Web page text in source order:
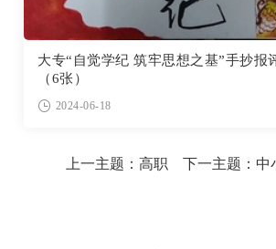
大专“自觉学纪 筑牢思想之基”手抄报
（6张）
2024-06-18
上一主题： 高职 下一主题： 中